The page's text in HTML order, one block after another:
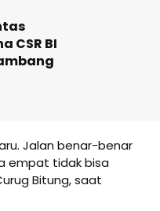
CSR BI
Jalan benar-benar
empat tidak bisa
Bitung, saat